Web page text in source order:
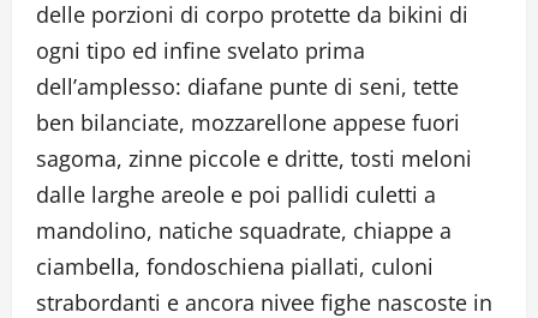
delle porzioni di corpo protette da bikini di
ogni tipo ed infine svelato prima
dell’amplesso: diafane punte di seni, tette
ben bilanciate, mozzarellone appese fuori
sagoma, zinne piccole e dritte, tosti meloni
dalle larghe areole e poi pallidi culetti a
mandolino, natiche squadrate, chiappe a
ciambella, fondoschiena piallati, culoni
strabordanti e ancora nivee fighe nascoste in